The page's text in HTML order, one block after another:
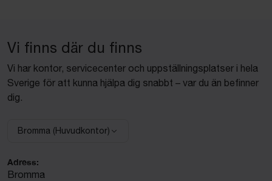
Vi finns där du finns
Vi har kontor, servicecenter och uppställningsplatser i hela
Sverige för att kunna hjälpa dig snabbt – var du än befinner
dig.
Välj anläggning:
Bromma (Huvudkontor)
Adress:
Bromma